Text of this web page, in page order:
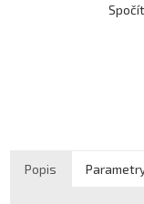
Popis